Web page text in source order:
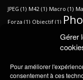
Gérer
Pour améliorer
consentement à ces
JPEG (1) M42 (1) Macro (1)
Forza (1) Objectif (1)
Production(5)
(3)
ZeissJena